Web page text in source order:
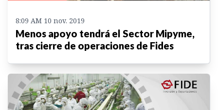
8:09 AM 10 nov. 2019
Menos apoyo tendrá el Sector Mipyme,
tras cierre de operaciones de Fides